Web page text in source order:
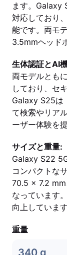
ます。Galaxy
対応しており
能です。両モ
3.5mmヘッド
生体認証とAI
両モデルとも
しており、セ
Galaxy S25は
て検索やリア
ーザー体験を
サイズと重量:
Galaxy S22
コンパクトな
70.5 x 7.2 mm
なっています
向上しています
重量
340 g